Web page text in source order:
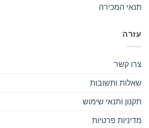
תנאי המכירה
עזרה
צרו קשר
שאלות ותשובות
תקנון ותנאי שימוש
מדיניות פרטיות